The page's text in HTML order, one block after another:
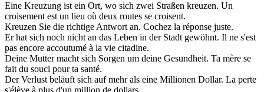
Eine Kreuzung ist ein Ort, wo sich zwei Straßen kreuzen. Un
croisement est un lieu où deux routes se croisent.
Kreuzen Sie die richtige Antwort an. Cochez la réponse juste.
Er hat sich noch nicht an das Leben in der Stadt gewöhnt. Il ne s'est
pas encore accoutumé à la vie citadine.
Deine Mutter macht sich Sorgen um deine Gesundheit. Ta mère se
fait du souci pour ta santé.
Der Verlust beläuft sich auf mehr als eine Millionen Dollar. La perte